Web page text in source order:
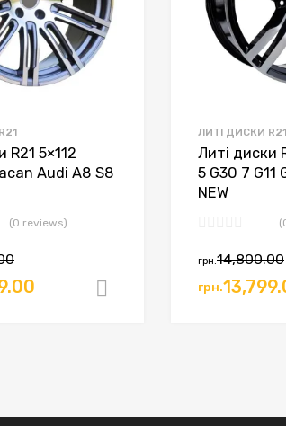
R21 5×112
Audi A8 S8
(0 reviews)
Додати в кошик
ЛИТІ ДИСКИ R21
Литі диски
5 G30 7 G11
NEW
грн.14,800.00
грн.